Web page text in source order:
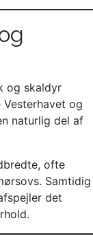
og skaldyr
og
naturlig del af
ofte
Samtidig
det